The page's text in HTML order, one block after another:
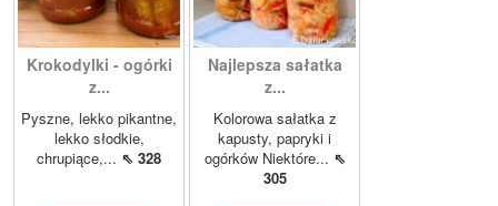
Krokodylki - ogórki
z...
Pyszne, lekko pikantne,
lekko słodkie,
chrupiące,... ⇖ 328
Najlepsza sałatka
z...
Kolorowa sałatka z
kapusty, papryki i
ogórków Niektóre... ⇖
305